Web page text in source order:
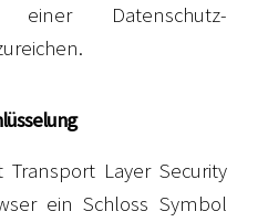
Datenschutz-
Layer Security
ein Schloss Symbol